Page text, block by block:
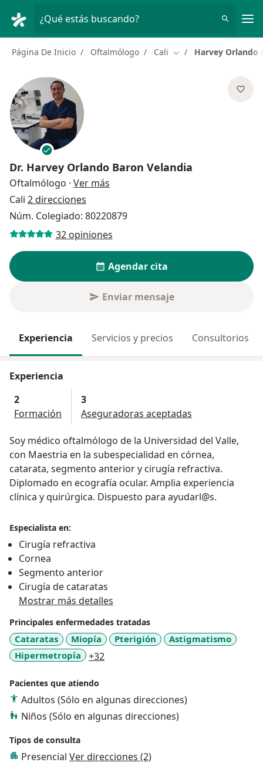
¿Qué estás buscando?
Página De Inicio Oftalmólogo Cali Cambiar de ciudad
Harvey Orlando
Dr. Harvey Orlando Baron Velandia
Oftalmólogo · Ver más
Cali 2 direcciones
Núm. Colegiado: 80220879
32 opiniones
Agendar cita
Enviar mensaje
Experiencia Servicios y precios Consultorios
Experiencia
2
Formación
3
Aseguradoras aceptadas
Soy médico oftalmólogo de la Universidad del Valle,
con Maestria en la subespecialidad en córnea,
catarata, segmento anterior y cirugía refractiva.
Diplomado en ecografía ocular. Amplia experiencia
clínica y quirúrgica. Dispuesto para ayudarl@s.
Especialista en:
Cirugía refractiva
Cornea
Segmento anterior
Cirugía de cataratas
Mostrar más detalles
Principales enfermedades tratadas
Cataratas Miopía Pterigión
Astigmatismo
Hipermetropía
+32
Pacientes que atiendo
Adultos (Sólo en algunas direcciones)
Niños (Sólo en algunas direcciones)
Tipos de consulta
Presencial Ver direcciones (2)